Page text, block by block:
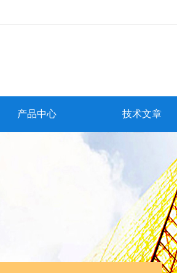
产品中心 技术文章